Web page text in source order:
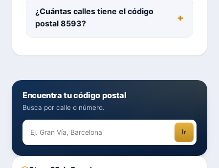
¿Cuántas calles tiene el código
postal 8593?
Encuentra tu código postal
Busca por calle o número.
Ir